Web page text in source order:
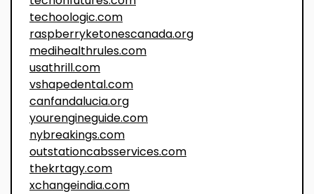
techoologic.com
raspberryketonescanada.org
medihealthrules.com
usathrill.com
vshapedental.com
canfandalucia.org
yourengineguide.com
nybreakings.com
outstationcabsservices.com
thekrtagy.com
xchangeindia.com